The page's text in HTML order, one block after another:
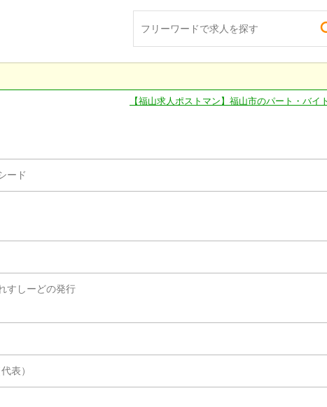
【福山求人ポストマン】福山市のパート・バイ
ード
すしーどの発行
表）